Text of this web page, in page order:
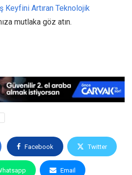
Keyfini Artıran Teknolojik
mutlaka göz atın.
Facebook Twitter
Email